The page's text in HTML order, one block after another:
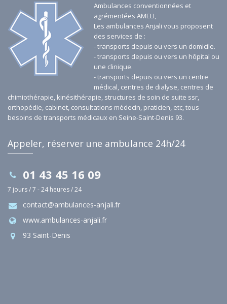
Ambulances conventionnées et
agrémentées AMELI,
Les ambulances Anjali vous proposent
des services de :
- transports depuis ou vers un domicile.
- transports depuis ou vers un hôpital ou
une clinique.
- transports depuis ou vers un centre
médical, centres de dialyse, centres de
chimiothérapie, kinésithérapie, structures de soin de suite ssr,
orthopédie, cabinet, consultations médecin, praticien, etc, tous
besoins de transports médicaux en Seine-Saint-Denis 93.
Appeler, réserver une ambulance 24h/24
01 43 45 16 09
7 jours / 7 - 24 heures / 24
contact@ambulances-anjali.fr
www.ambulances-anjali.fr
93 Saint-Denis